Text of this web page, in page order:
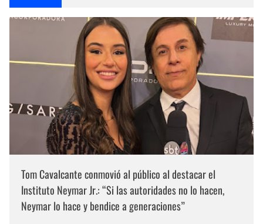
Tom Cavalcante conmovió al público al destacar el
Instituto Neymar Jr.: “Si las autoridades no lo hacen,
Neymar lo hace y bendice a generaciones”